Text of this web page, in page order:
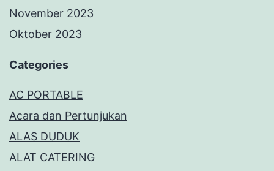
November 2023
Oktober 2023
Categories
AC PORTABLE
Acara dan Pertunjukan
ALAS DUDUK
ALAT CATERING